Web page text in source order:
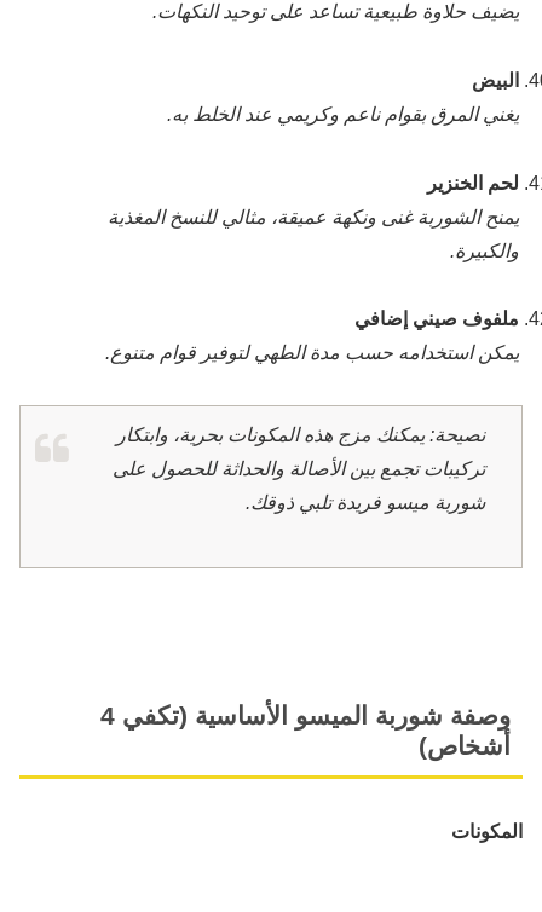
يضيف حلاوة طبيعية تساعد على توحيد النكهات.
البيض
يغني المرق بقوام ناعم وكريمي عند الخلط به.
لحم الخنزير
يمنح الشوربة غنى ونكهة عميقة، مثالي للنسخ المغذية
والكبيرة.
ملفوف صيني إضافي
يمكن استخدامه حسب مدة الطهي لتوفير قوام متنوع.
نصيحة: يمكنك مزج هذه المكونات بحرية، وابتكار
تركيبات تجمع بين الأصالة والحداثة للحصول على
شوربة ميسو فريدة تلبي ذوقك.
وصفة شوربة الميسو الأساسية (تكفي 4
أشخاص)
المكونات